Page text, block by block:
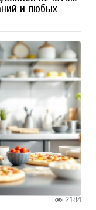
и любых
2184